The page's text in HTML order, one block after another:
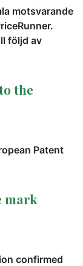
motsvarande
följd av
the
Patent
mark
confirmed